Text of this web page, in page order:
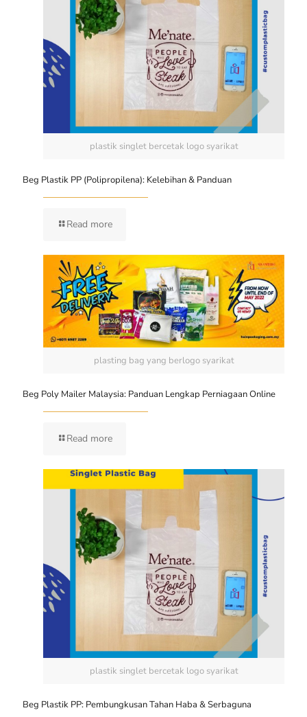
plastik singlet bercetak logo syarikat
Beg Plastik PP (Polipropilena): Kelebihan & Panduan
Read more
plasting bag yang berlogo syarikat
Beg Poly Mailer Malaysia: Panduan Lengkap Perniagaan Online
Read more
plastik singlet bercetak logo syarikat
Beg Plastik PP: Pembungkusan Tahan Haba & Serbaguna